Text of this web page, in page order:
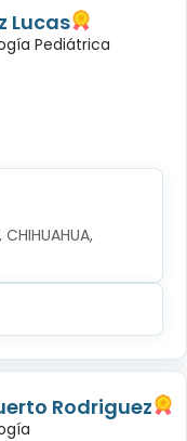
Lucas
Pediátrica
CHIHUAHUA,
Rodriguez